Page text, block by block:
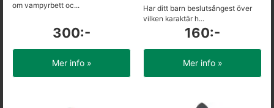
om vampyrbett oc...
300:-
Mer info »
Har ditt barn beslutsångest över
vilken karaktär h...
160:-
Mer info »